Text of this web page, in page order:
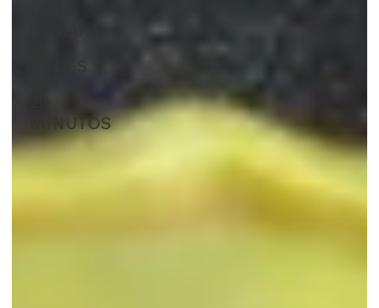
MINUTOS